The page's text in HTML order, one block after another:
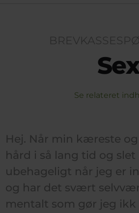
Sex
Se relateret
Hej. Når min kæreste
hård i så lang tid og
ubehageligt når jeg er
og har det svært
mentalt som gør jeg